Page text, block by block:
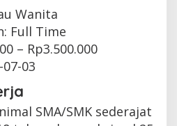
Wanita
Full Time
– Rp3.500.000
07-03
SMA/SMK sederajat